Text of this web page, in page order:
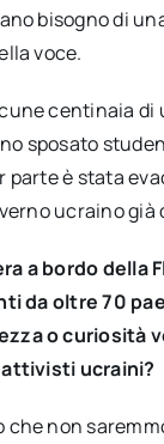
bisogno di
voce.
centinaia di
sposato
parte è stata
ucraino già
a bordo della
da oltre 70
o curiosità
ucraini?
che non